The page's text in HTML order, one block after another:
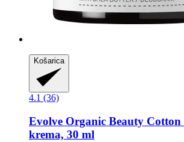
Košarica
4.1 (36)
Evolve Organic Beauty Cotton
krema, 30 ml